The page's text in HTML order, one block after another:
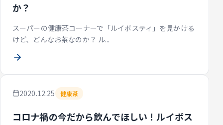
か？
スーパーの健康茶コーナーで「ルイボスティ」を見かける
けど、どんなお茶なのか？ ル...
2020.12.25 健康茶
コロナ禍の今だから飲んでほしい！ルイボス